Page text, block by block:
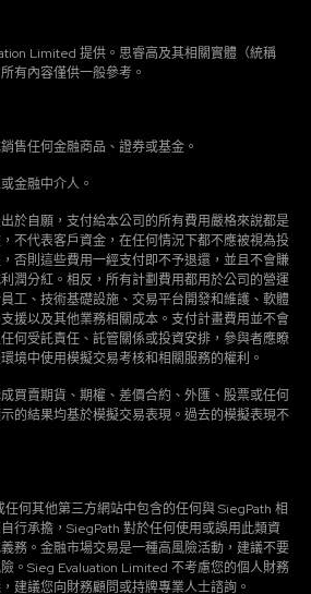
Limited 提供。思睿高及其相關實體（統稱
有內容僅供一般參考。
售任何金融商品、證券或基金。
金融中介人。
於自願，支付給本公司的所有費用嚴格來說都是
不代表客戶資金，在任何情況下都不應被視為投
否則這些費用一經支付即不予退還，並且不會賺
潤分紅。相反，所有計劃費用都用於公司的營運
工、技術基礎設施、交易平台開發和維護、軟體
援以及其他業務相關成本。支付計畫費用並不會
何受託責任、託管關係或投資安排，參與者應瞭
境中使用模擬交易考核和相關服務的權利。
買賣期貨、期權、差價合約、外匯、股票或任何
的結果均基於模擬交易表現。過去的模擬表現不
何其他第三方網站中包含的任何與 SiegPath 相
行承擔，SiegPath 對於任何使用或誤用此類資
務。金融市場交易是一種高風險活動，建議不要
。Sieg Evaluation Limited 不考慮您的個人財務
建議您向財務顧問或持牌專業人士諮詢。